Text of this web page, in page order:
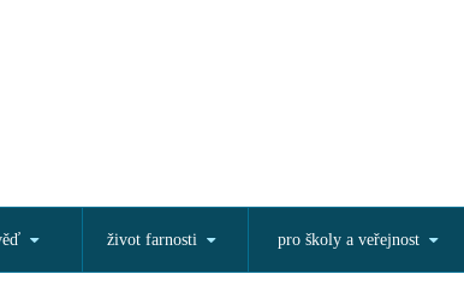
život farnosti pro školy a veřejnost